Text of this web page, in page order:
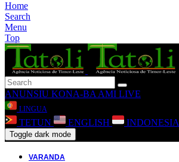
Home
Search
Menu
Top
ANUNSIU KONA-BA AMI LIVE
LINGUA
TETUN ENGLISH INDONESIA
Toggle dark mode
VARANDA